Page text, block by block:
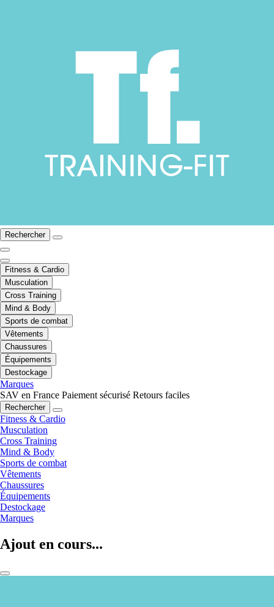
Rechercher
Fitness & Cardio
Musculation
Cross Training
Mind & Body
Sports de combat
Vêtements
Chaussures
Équipements
Destockage
Marques
SAV en France Paiement sécurisé Retours faciles
Rechercher
Fitness & Cardio
Musculation
Cross Training
Mind & Body
Sports de combat
Vêtements
Chaussures
Équipements
Destockage
Marques
Ajout en cours...